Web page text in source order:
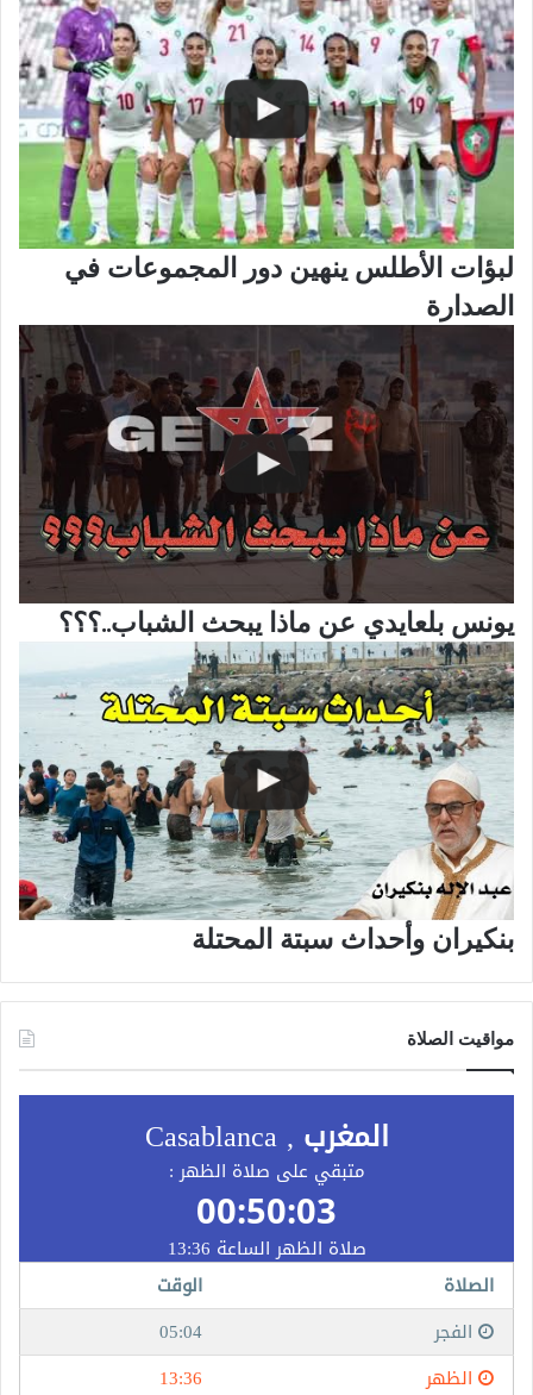
لبؤات الأطلس ينهين دور المجموعات في
الصدارة
يونس بلعايدي عن ماذا يبحث الشباب..؟؟؟
بنكيران وأحداث سبتة المحتلة
مواقيت الصلاة